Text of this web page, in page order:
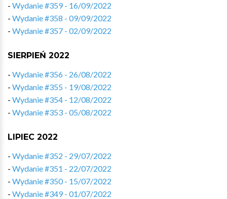
- Wydanie #359 - 16/09/2022
- Wydanie #358 - 09/09/2022
- Wydanie #357 - 02/09/2022
SIERPIEŃ 2022
- Wydanie #356 - 26/08/2022
- Wydanie #355 - 19/08/2022
- Wydanie #354 - 12/08/2022
- Wydanie #353 - 05/08/2022
LIPIEC 2022
- Wydanie #352 - 29/07/2022
- Wydanie #351 - 22/07/2022
- Wydanie #350 - 15/07/2022
- Wydanie #349 - 01/07/2022